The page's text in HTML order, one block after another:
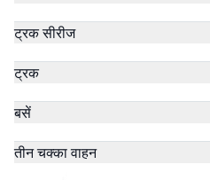
ट्रक सीरीज
ट्रक
बसें
तीन चक्का वाहन